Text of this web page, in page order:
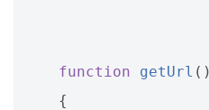
function getUrl ()
{